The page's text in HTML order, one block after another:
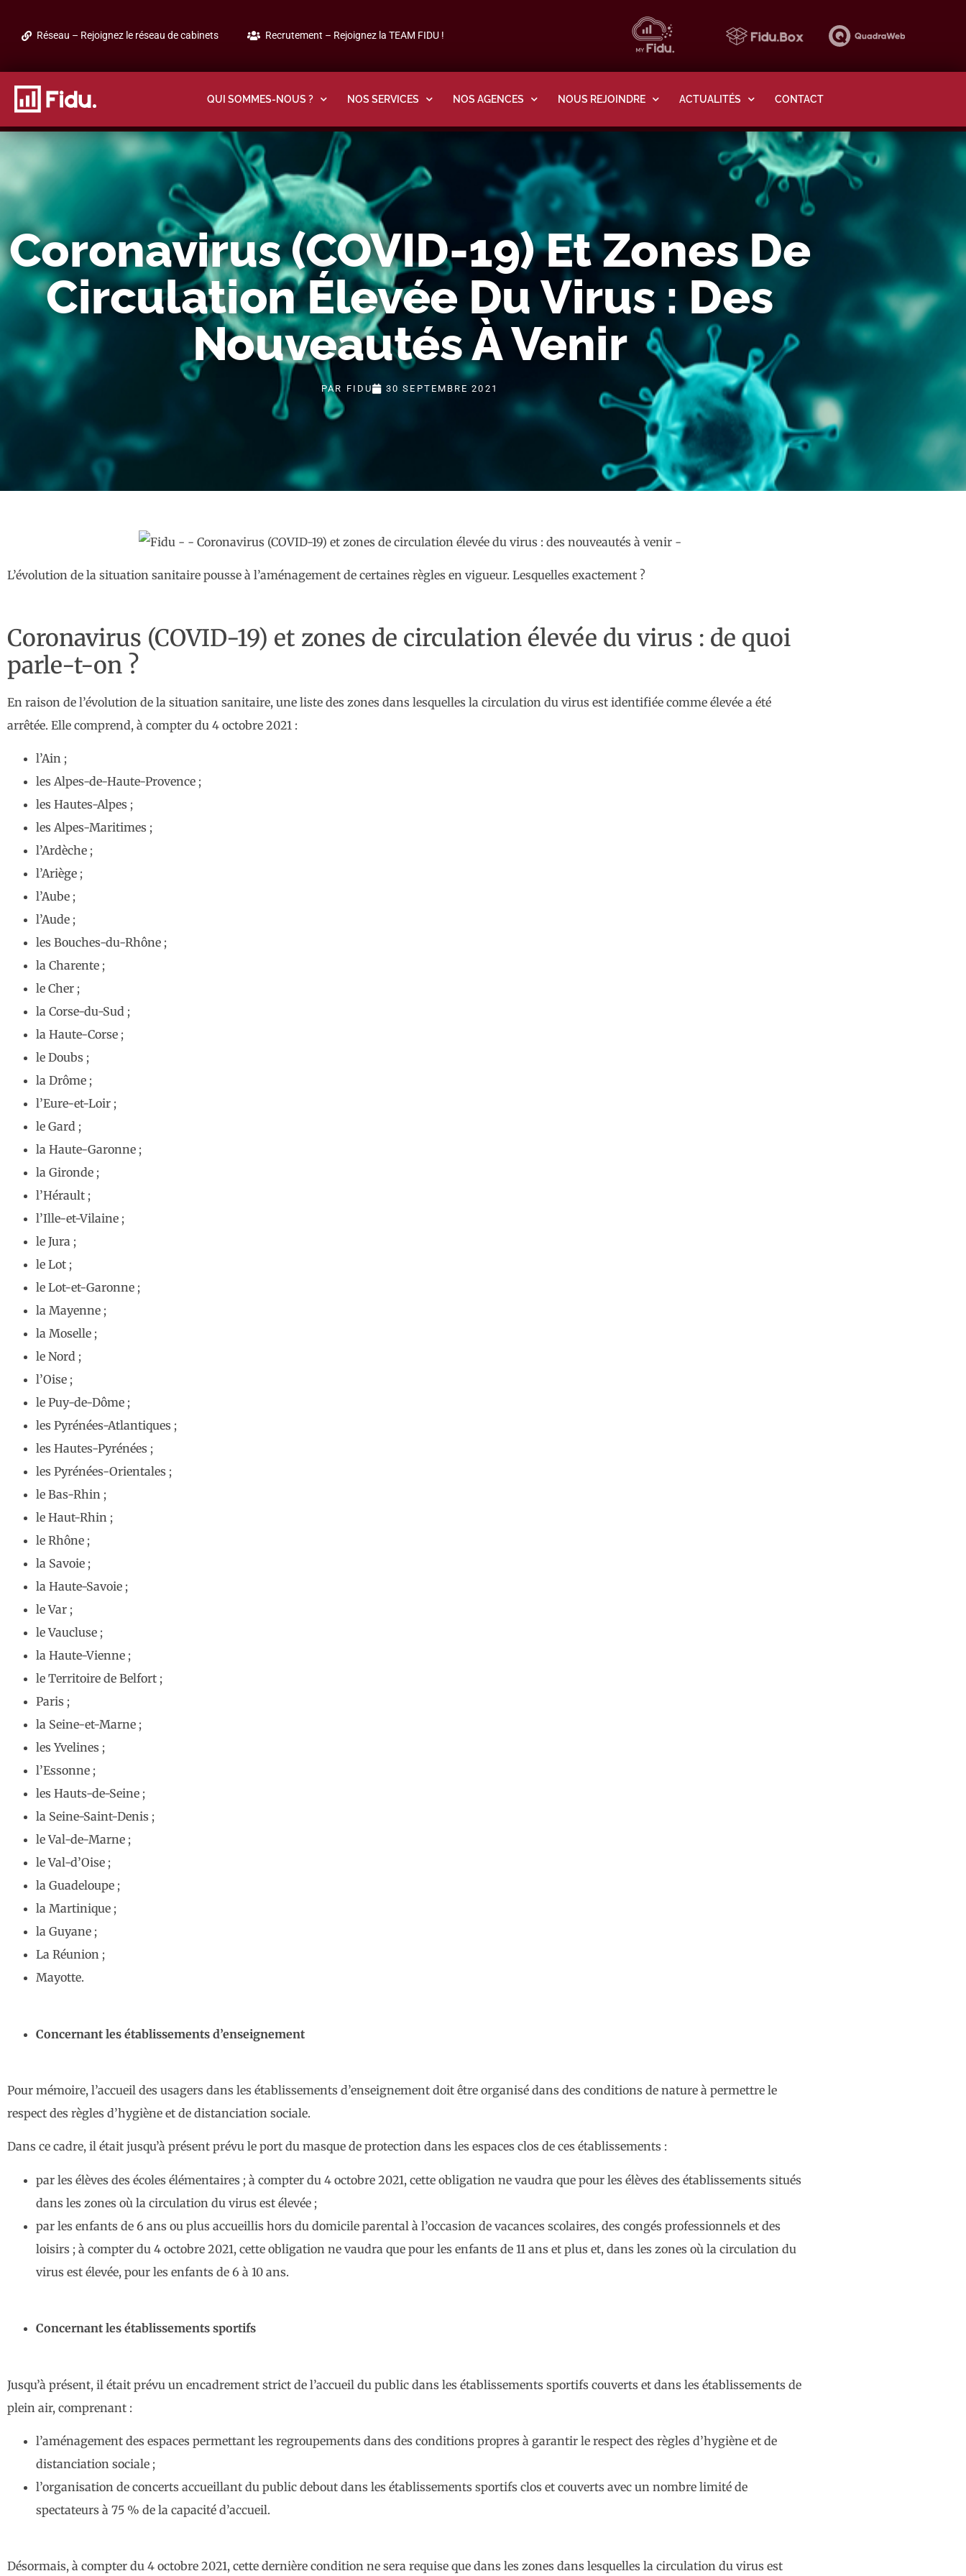
Réseau – Rejoignez le réseau de cabinets Recrutement – Rejoignez la TEAM FIDU !
QUI SOMMES-NOUS ? NOS SERVICES NOS AGENCES NOUS REJOINDRE ACTUALITÉS CONTACT
Coronavirus (COVID-19) Et Zones De
Circulation Élevée Du Virus : Des
Nouveautés À Venir
PAR FIDU 30 SEPTEMBRE 2021
L’évolution de la situation sanitaire pousse à l’aménagement de certaines règles en vigueur. Lesquelles exactement ?
Coronavirus (COVID-19) et zones de circulation élevée du virus : de quoi
parle-t-on ?
En raison de l’évolution de la situation sanitaire, une liste des zones dans lesquelles la circulation du virus est identifiée comme élevée a été
arrêtée. Elle comprend, à compter du 4 octobre 2021 :
l’Ain ;
les Alpes-de-Haute-Provence ;
les Hautes-Alpes ;
les Alpes-Maritimes ;
l’Ardèche ;
l’Ariège ;
l’Aube ;
l’Aude ;
les Bouches-du-Rhône ;
la Charente ;
le Cher ;
la Corse-du-Sud ;
la Haute-Corse ;
le Doubs ;
la Drôme ;
l’Eure-et-Loir ;
le Gard ;
la Haute-Garonne ;
la Gironde ;
l’Hérault ;
l’Ille-et-Vilaine ;
le Jura ;
le Lot ;
le Lot-et-Garonne ;
la Mayenne ;
la Moselle ;
le Nord ;
l’Oise ;
le Puy-de-Dôme ;
les Pyrénées-Atlantiques ;
les Hautes-Pyrénées ;
les Pyrénées-Orientales ;
le Bas-Rhin ;
le Haut-Rhin ;
le Rhône ;
la Savoie ;
la Haute-Savoie ;
le Var ;
le Vaucluse ;
la Haute-Vienne ;
le Territoire de Belfort ;
Paris ;
la Seine-et-Marne ;
les Yvelines ;
l’Essonne ;
les Hauts-de-Seine ;
la Seine-Saint-Denis ;
le Val-de-Marne ;
le Val-d’Oise ;
la Guadeloupe ;
la Martinique ;
la Guyane ;
La Réunion ;
Mayotte.
Concernant les établissements d’enseignement
Pour mémoire, l’accueil des usagers dans les établissements d’enseignement doit être organisé dans des conditions de nature à permettre le
respect des règles d’hygiène et de distanciation sociale.
Dans ce cadre, il était jusqu’à présent prévu le port du masque de protection dans les espaces clos de ces établissements :
par les élèves des écoles élémentaires ; à compter du 4 octobre 2021, cette obligation ne vaudra que pour les élèves des établissements situés
dans les zones où la circulation du virus est élevée ;
par les enfants de 6 ans ou plus accueillis hors du domicile parental à l’occasion de vacances scolaires, des congés professionnels et des
loisirs ; à compter du 4 octobre 2021, cette obligation ne vaudra que pour les enfants de 11 ans et plus et, dans les zones où la circulation du
virus est élevée, pour les enfants de 6 à 10 ans.
Concernant les établissements sportifs
Jusqu’à présent, il était prévu un encadrement strict de l’accueil du public dans les établissements sportifs couverts et dans les établissements de
plein air, comprenant :
l’aménagement des espaces permettant les regroupements dans des conditions propres à garantir le respect des règles d’hygiène et de
distanciation sociale ;
l’organisation de concerts accueillant du public debout dans les établissements sportifs clos et couverts avec un nombre limité de
spectateurs à 75 % de la capacité d’accueil.
Désormais, à compter du 4 octobre 2021, cette dernière condition ne sera requise que dans les zones dans lesquelles la circulation du virus est